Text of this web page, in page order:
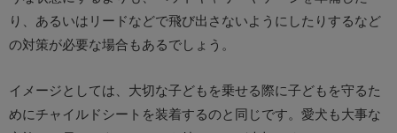
り、あるいはリードなどで飛び出さないようにしたりするなど
の対策が必要な場合もあるでしょう。
イメージとしては、大切な子どもを乗せる際に子どもを守るた
めにチャイルドシートを装着するのと同じです。愛犬も大事な